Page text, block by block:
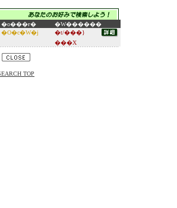
�o���ғ�
�W������
�O�c�W�j
�t/���}
���X
TOP